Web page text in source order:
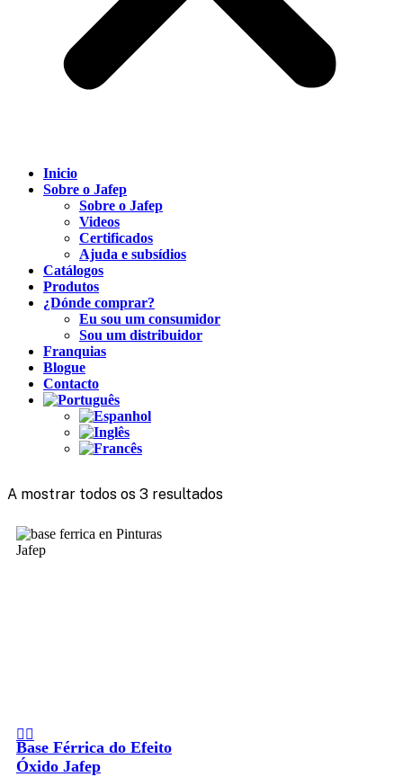
Inicio
Sobre o Jafep
Sobre o Jafep
Videos
Certificados
Ajuda e subsídios
Catálogos
Produtos
¿Dónde comprar?
Eu sou um consumidor
Sou um distribuidor
Franquias
Blogue
Contacto
A mostrar todos os 3 resultados
Base Férrica do Efeito
Óxido Jafep